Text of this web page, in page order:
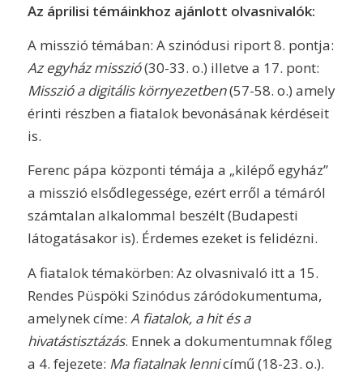
Az áprilisi témáinkhoz ajánlott olvasnivalók:
A misszió témában: A szinódusi riport 8. pontja:
Az egyház misszió(30-33. o.) illetve a 17. pont:
Misszió a digitális kornyezetben(57-58. o.) amely
érinti részben a fiatalok bevonásának kérdéseit
is.
Ferenc pápa központi témája a „kilépő egyház”
a misszió elsődlegessége, ezért erről a témáról
számtalan alkalommal beszélt (Budapesti
látogatásakor is). Érdemes ezeket is felidézni.
A fiatalok témakörben: Az olvasnivaló itt a 15.
Rendes Püspöki Szinódus záródokumentuma,
amelynek címe: A fiatalok, a hit és a
hivatástisztázás. Ennek a dokumentumnak főleg
a 4. fejezete: Ma fiatalnak lennicímű (18-23. o.).